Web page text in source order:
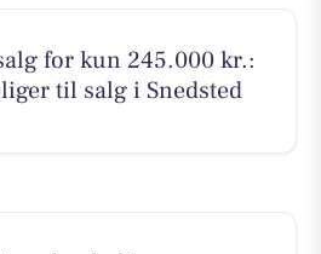
for kun 245.000 kr.:
til salg i Snedsted